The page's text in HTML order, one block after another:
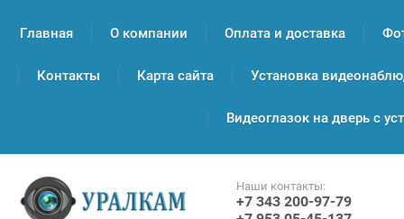
Главная О компании Оплата и доставка
Контакты Карта сайта Установка
Видеоглазок на дверь с
Наши контакты:
+7 343 200-97-79